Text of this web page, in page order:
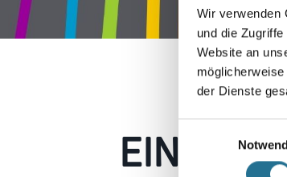
Wir verwenden
und die
Website an
der Dienste
EIN